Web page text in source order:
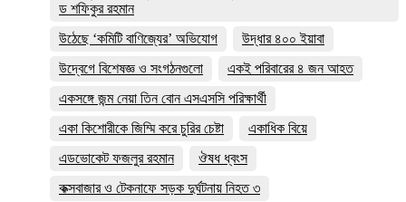
ড শফিকুর রহমান
উঠেছে ‘কমিটি বাণিজ্যের’ অভিযোগ
উদ্ধার ৪০০ ইয়াবা
উদ্বেগে বিশেষজ্ঞ ও সংগঠনগুলো
একই পরিবারের ৪ জন আহত
একসঙ্গে জন্ম নেয়া তিন বোন এসএসসি পরিক্ষার্থী
একা কিশোরীকে জিম্মি করে চুরির চেষ্টা
একাধিক বিয়ে
এডভোকেট ফজলুর রহমান
ঔষধ ধ্বংস
কক্সবাজার ও টেকনাফে সড়ক দুর্ঘটনায় নিহত ৩